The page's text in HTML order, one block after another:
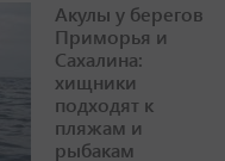
Акулы у берегов
Приморья и
Сахалина:
хищники
подходят к
пляжам и
рыбакам